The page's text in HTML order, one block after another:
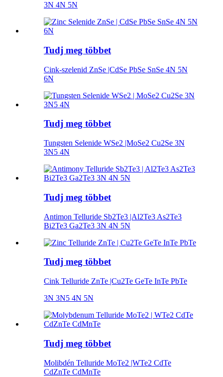
3N 4N 5N
Tudj meg többet
Cink-szelenid ZnSe |CdSe PbSe SnSe 4N 5N
6N
Tudj meg többet
Tungsten Selenide WSe2 |MoSe2 Cu2Se 3N
3N5 4N
Tudj meg többet
Antimon Telluride Sb2Te3 |Al2Te3 As2Te3
Bi2Te3 Ga2Te3 3N 4N 5N
Tudj meg többet
Cink Telluride ZnTe |Cu2Te GeTe InTe PbTe
3N 3N5 4N 5N
Tudj meg többet
Molibdén Telluride MoTe2 |WTe2 CdTe
CdZnTe CdMnTe